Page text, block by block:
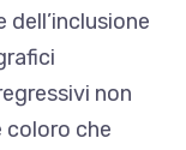
non
coloro che